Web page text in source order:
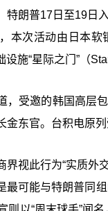
特朗普17日至19日
本次活动由日本
施“星际之门”（
，受邀的韩国高层
东官。台积电原列
界视此行为“实质外
最可能与特朗普同